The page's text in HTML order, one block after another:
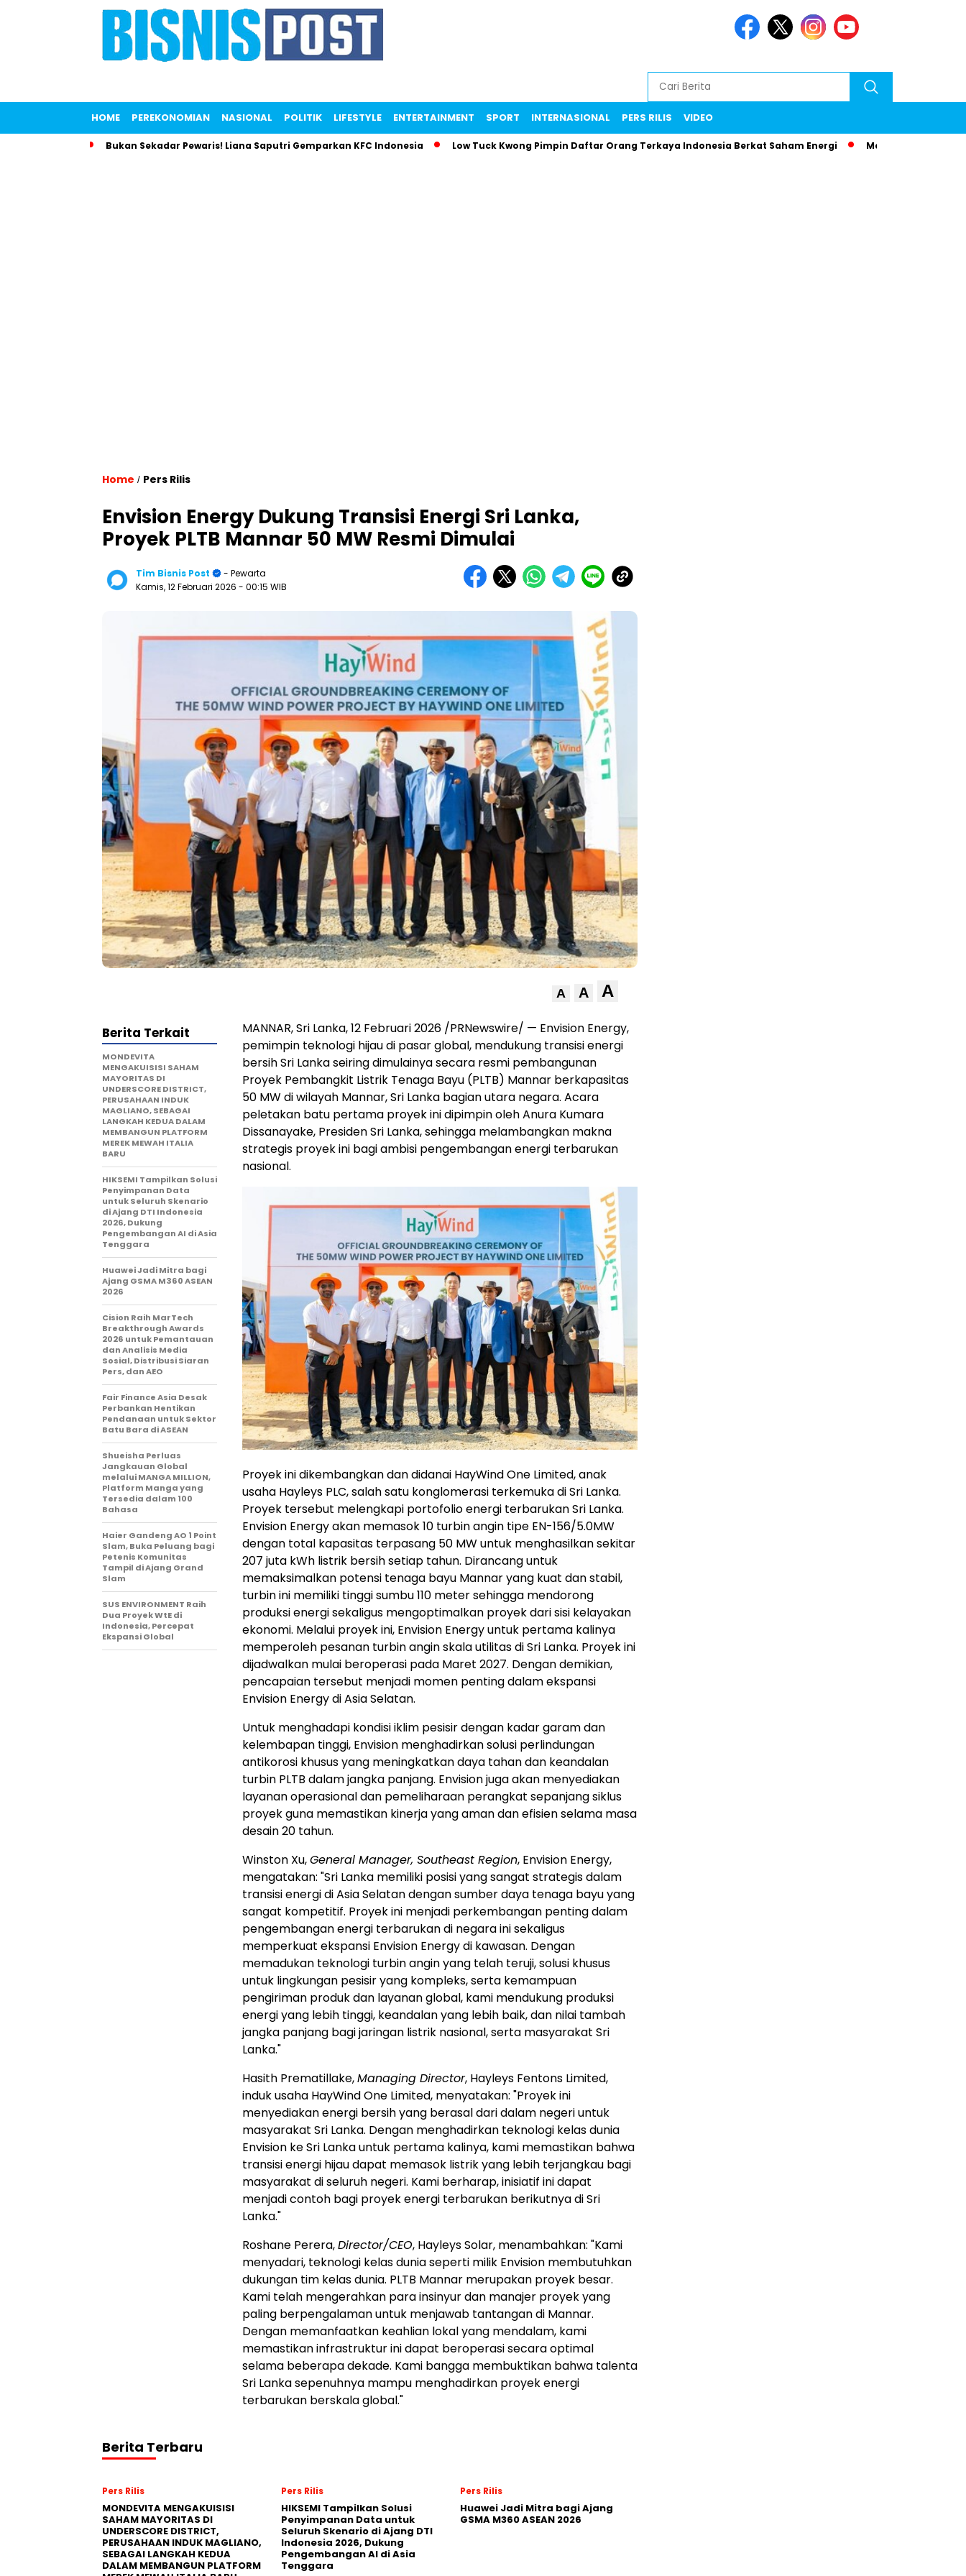
HOME PEREKONOMIAN NASIONAL POLITIK LIFESTYLE ENTERTAINMENT SPORT INTERNASIONAL PERS RILIS VIDEO
Bukan Sekadar Pewaris! Liana Saputri Gemparkan KFC Indonesia Low Tuck Kwong Pimpin Daftar Orang Terkaya Indonesia Berkat Saham Energi Menteri Maman
Home / Pers Rilis
Envision Energy Dukung Transisi Energi Sri Lanka,
Proyek PLTB Mannar 50 MW Resmi Dimulai
Tim Bisnis Post
- Pewarta
Kamis, 12 Februari 2026 - 00:15 WIB
A A A
MANNAR, Sri Lanka, 12 Februari 2026 /PRNewswire/ — Envision Energy,
pemimpin teknologi hijau di pasar global, mendukung transisi energi
bersih Sri Lanka seiring dimulainya secara resmi pembangunan
Proyek Pembangkit Listrik Tenaga Bayu (PLTB) Mannar berkapasitas
50 MW di wilayah Mannar, Sri Lanka bagian utara negara. Acara
peletakan batu pertama proyek ini dipimpin oleh Anura Kumara
Dissanayake, Presiden Sri Lanka, sehingga melambangkan makna
strategis proyek ini bagi ambisi pengembangan energi terbarukan
nasional.
Proyek ini dikembangkan dan didanai HayWind One Limited, anak
usaha Hayleys PLC, salah satu konglomerasi terkemuka di Sri Lanka.
Proyek tersebut melengkapi portofolio energi terbarukan Sri Lanka.
Envision Energy akan memasok 10 turbin angin tipe EN-156/5.0MW
dengan total kapasitas terpasang 50 MW untuk menghasilkan sekitar
207 juta kWh listrik bersih setiap tahun. Dirancang untuk
memaksimalkan potensi tenaga bayu Mannar yang kuat dan stabil,
turbin ini memiliki tinggi sumbu 110 meter sehingga mendorong
produksi energi sekaligus mengoptimalkan proyek dari sisi kelayakan
ekonomi. Melalui proyek ini, Envision Energy untuk pertama kalinya
memperoleh pesanan turbin angin skala utilitas di Sri Lanka. Proyek ini
dijadwalkan mulai beroperasi pada Maret 2027. Dengan demikian,
pencapaian tersebut menjadi momen penting dalam ekspansi
Envision Energy di Asia Selatan.
Untuk menghadapi kondisi iklim pesisir dengan kadar garam dan
kelembapan tinggi, Envision menghadirkan solusi perlindungan
antikorosi khusus yang meningkatkan daya tahan dan keandalan
turbin PLTB dalam jangka panjang. Envision juga akan menyediakan
layanan operasional dan pemeliharaan perangkat sepanjang siklus
proyek guna memastikan kinerja yang aman dan efisien selama masa
desain 20 tahun.
Winston Xu,General Manager, Southeast Region, Envision Energy,
mengatakan: "Sri Lanka memiliki posisi yang sangat strategis dalam
transisi energi di Asia Selatan dengan sumber daya tenaga bayu yang
sangat kompetitif. Proyek ini menjadi perkembangan penting dalam
pengembangan energi terbarukan di negara ini sekaligus
memperkuat ekspansi Envision Energy di kawasan. Dengan
memadukan teknologi turbin angin yang telah teruji, solusi khusus
untuk lingkungan pesisir yang kompleks, serta kemampuan
pengiriman produk dan layanan global, kami mendukung produksi
energi yang lebih tinggi, keandalan yang lebih baik, dan nilai tambah
jangka panjang bagi jaringan listrik nasional, serta masyarakat Sri
Lanka."
Hasith Prematillake,Managing Director, Hayleys Fentons Limited,
induk usaha HayWind One Limited, menyatakan: "Proyek ini
menyediakan energi bersih yang berasal dari dalam negeri untuk
masyarakat Sri Lanka. Dengan menghadirkan teknologi kelas dunia
Envision ke Sri Lanka untuk pertama kalinya, kami memastikan bahwa
transisi energi hijau dapat memasok listrik yang lebih terjangkau bagi
masyarakat di seluruh negeri. Kami berharap, inisiatif ini dapat
menjadi contoh bagi proyek energi terbarukan berikutnya di Sri
Lanka."
Roshane Perera,Director/CEO, Hayleys Solar, menambahkan: "Kami
menyadari, teknologi kelas dunia seperti milik Envision membutuhkan
dukungan tim kelas dunia. PLTB Mannar merupakan proyek besar.
Kami telah mengerahkan para insinyur dan manajer proyek yang
paling berpengalaman untuk menjawab tantangan di Mannar.
Dengan memanfaatkan keahlian lokal yang mendalam, kami
memastikan infrastruktur ini dapat beroperasi secara optimal
selama beberapa dekade. Kami bangga membuktikan bahwa talenta
Sri Lanka sepenuhnya mampu menghadirkan proyek energi
terbarukan berskala global."
Berita Terkait
MONDEVITA
MENGAKUISISI SAHAM
MAYORITAS DI
UNDERSCORE DISTRICT,
PERUSAHAAN INDUK
MAGLIANO, SEBAGAI
LANGKAH KEDUA DALAM
MEMBANGUN PLATFORM
MEREK MEWAH ITALIA
BARU
HIKSEMI Tampilkan Solusi
Penyimpanan Data
untuk Seluruh Skenario
di Ajang DTI Indonesia
2026, Dukung
Pengembangan AI di Asia
Tenggara
Huawei Jadi Mitra bagi
Ajang GSMA M360 ASEAN
2026
Cision Raih MarTech
Breakthrough Awards
2026 untuk Pemantauan
dan Analisis Media
Sosial, Distribusi Siaran
Pers, dan AEO
Fair Finance Asia Desak
Perbankan Hentikan
Pendanaan untuk Sektor
Batu Bara di ASEAN
Shueisha Perluas
Jangkauan Global
melalui MANGA MILLION,
Platform Manga yang
Tersedia dalam 100
Bahasa
Haier Gandeng AO 1 Point
Slam, Buka Peluang bagi
Petenis Komunitas
Tampil di Ajang Grand
Slam
SUS ENVIRONMENT Raih
Dua Proyek WtE di
Indonesia, Percepat
Ekspansi Global
Berita Terbaru
Pers Rilis
MONDEVITA MENGAKUISISI
SAHAM MAYORITAS DI
UNDERSCORE DISTRICT,
PERUSAHAAN INDUK MAGLIANO,
SEBAGAI LANGKAH KEDUA
DALAM MEMBANGUN PLATFORM
Pers Rilis
HIKSEMI Tampilkan Solusi
Penyimpanan Data untuk
Seluruh Skenario di Ajang DTI
Indonesia 2026, Dukung
Pengembangan AI di Asia
Tenggara
Pers Rilis
Huawei Jadi Mitra bagi Ajang
GSMA M360 ASEAN 2026